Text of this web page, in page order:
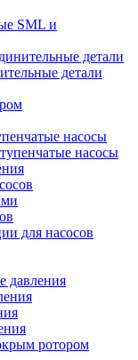
SML и
детали
детали
насосы
насосы
для насосов
давления
ротором